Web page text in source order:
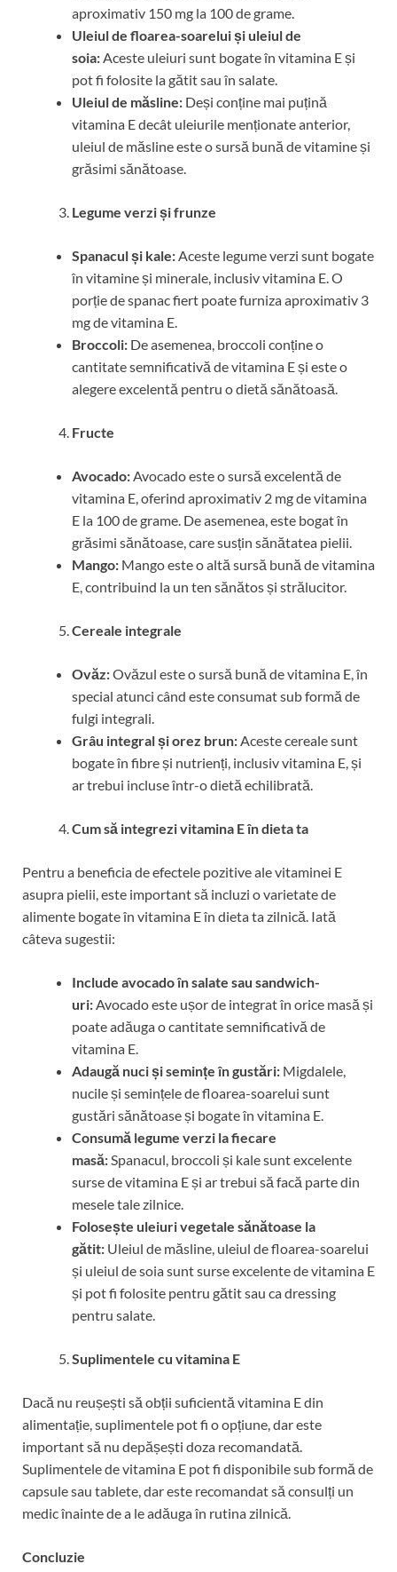
aproximativ 150 mg la 100 de grame.
Uleiul de floarea-soarelui și uleiul de
soia:Aceste uleiuri sunt bogate în vitamina E și
pot fi folosite la gătit sau în salate.
Uleiul de măsline: Deși conține mai puțină
vitamina E decât uleiurile menționate anterior,
uleiul de măsline este o sursă bună de vitamine și
grăsimi sănătoase.
Legume verzi și frunze
Spanacul și kale:Aceste legume verzi sunt bogate
în vitamine și minerale, inclusiv vitamina E. O
porție de spanac fiert poate furniza aproximativ 3
mg de vitamina E.
Broccoli: De asemenea, broccoli conține o
cantitate semnificativă de vitamina E și este o
alegere excelentă pentru o dietă sănătoasă.
Fructe
Avocado:Avocado este o sursă excelentă de
vitamina E, oferind aproximativ 2 mg de vitamina
E la 100 de grame. De asemenea, este bogat în
grăsimi sănătoase, care susțin sănătatea pielii.
Mango: Mango este o altă sursă bună de vitamina
E, contribuind la un ten sănătos și strălucitor.
Cereale integrale
Ovăz:Ovăzul este o sursă bună de vitamina E, în
special atunci când este consumat sub formă de
fulgi integrali.
Grâu integral și orez brun:Aceste cereale sunt
bogate în fibre și nutrienți, inclusiv vitamina E, și
ar trebui incluse într-o dietă echilibrată.
Cum să integrezi vitamina E în dieta ta
Pentru a beneficia de efectele pozitive ale vitaminei E
asupra pielii, este important să incluzi o varietate de
alimente bogate în vitamina E în dieta ta zilnică. Iată
câteva sugestii:
Include avocado în salate sau sandwich-
uri:Avocado este ușor de integrat în orice masă și
poate adăuga o cantitate semnificativă de
vitamina E.
Adaugă nuci și semințe în gustări: Migdalele,
nucile și semințele de floarea-soarelui sunt
gustări sănătoase și bogate în vitamina E.
Consumă legume verzi la fiecare
masă:Spanacul, broccoli și kale sunt excelente
surse de vitamina E și ar trebui să facă parte din
mesele tale zilnice.
Folosește uleiuri vegetale sănătoase la
gătit: Uleiul de măsline, uleiul de floarea-soarelui
și uleiul de soia sunt surse excelente de vitamina E
și pot fi folosite pentru gătit sau ca dressing
pentru salate.
Suplimentele cu vitamina E
Dacă nu reușești să obții suficientă vitamina E din
alimentație, suplimentele pot fi o opțiune, dar este
important să nu depășești doza recomandată.
Suplimentele de vitamina E pot fi disponibile sub formă de
capsule sau tablete, dar este recomandat să consulți un
medic înainte de a le adăuga în rutina zilnică.
Concluzie